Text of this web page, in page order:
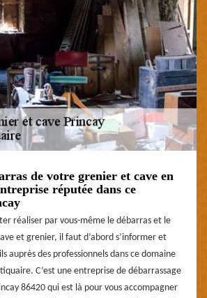
de votre grenier et cave en
réputée dans ce
réaliser par vous-même le débarras et le
et grenier, il faut d’abord s’informer et
auprès des professionnels dans ce domaine
C’est une entreprise de débarrassage
86420 qui est là pour vous accompagner